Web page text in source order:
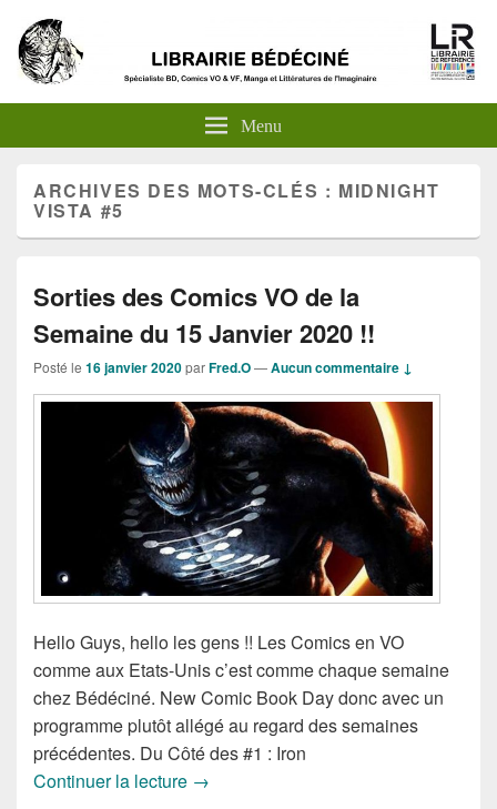
Menu
ARCHIVES DES MOTS-CLÉS : MIDNIGHT
VISTA #5
Sorties des Comics VO de la
Semaine du 15 Janvier 2020 !!
Posté le 16 janvier 2020parFred.O—Aucun commentaire ↓
Hello Guys, hello les gens !! Les Comics en VO
comme aux Etats-Unis c’est comme chaque semaine
chez Bédéciné. New Comic Book Day donc avec un
programme plutôt allégé au regard des semaines
précédentes. Du Côté des #1 : Iron
Continuer la lecture Sorties des Comics VO de la
→